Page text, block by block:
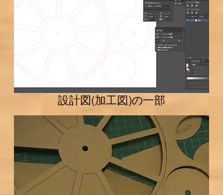
設計図(加工図)の一部